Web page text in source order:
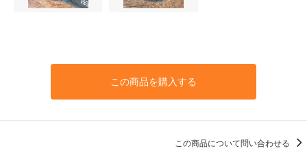
この商品を購入する
この商品について問い合わせる